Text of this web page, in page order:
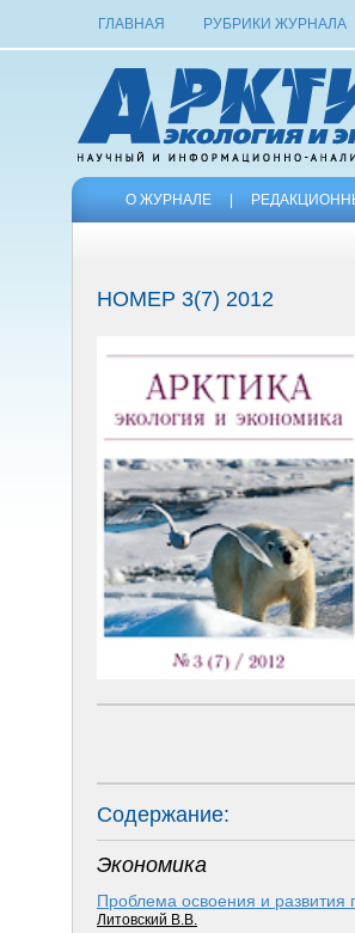
ГЛАВНАЯ РУБРИКИ ЖУРНАЛА
О ЖУРНАЛЕ
НОМЕР 3(7) 2012
Содержание:
Экономика
Проблема освоения и развития
Литовский В.В.